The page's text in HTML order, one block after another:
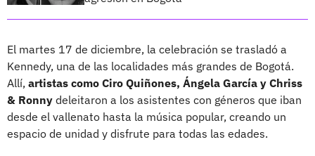
El martes 17 de diciembre, la celebración se trasladó a
Kennedy, una de las localidades más grandes de Bogotá.
Allí, artistas como Ciro Quiñones, Ángela García y Chriss
& Ronny deleitaron a los asistentes con géneros que iban
desde el vallenato hasta la música popular, creando un
espacio de unidad y disfrute para todas las edades.